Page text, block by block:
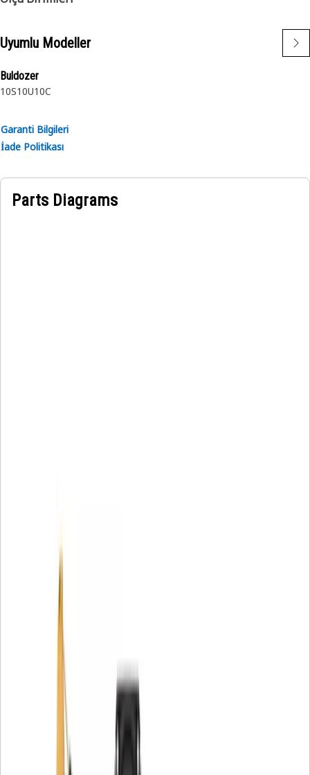
Uyumlu Modeller
Buldozer
10S10U10C
Garanti Bilgileri
İade Politikası
Parts Diagrams